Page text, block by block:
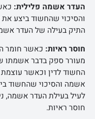
העדר אשמה פלילית:
והסיכוי שהחשוד ביצע
התיק בעילה של העדר
חוסר ראיות: כאשר חומר
מעורר ספק בדבר אשמתו
החשוד לדין וכאשר
אשמה והסיכוי שהחשוד
לעיל בעילת העדר אשמה,
חוסר ראיות.